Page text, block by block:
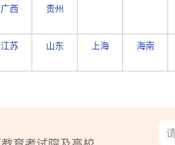
广西 贵州
江苏 山东 上海 海南